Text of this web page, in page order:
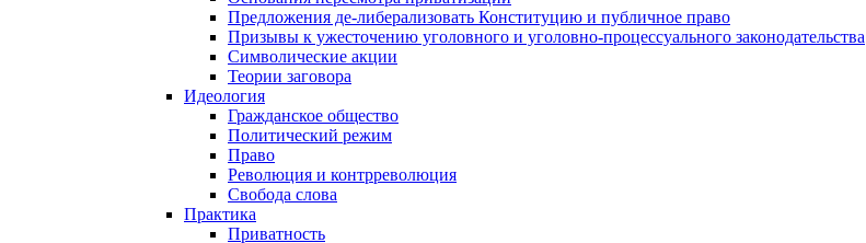
Предложения де-либерализовать Конституцию и публичное право
Призывы к ужесточению уголовного и уголовно-процессуального законодательства
Символические акции
Теории заговора
Идеология
Гражданское общество
Политический режим
Право
Революция и контрреволюция
Свобода слова
Практика
Приватность